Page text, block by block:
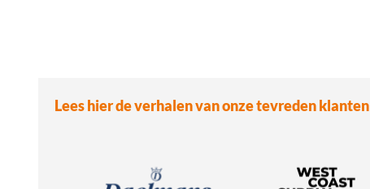
Lees hier de verhalen van onze tevreden klanten